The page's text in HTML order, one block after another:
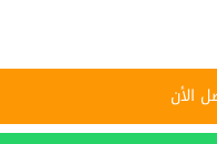
الأن